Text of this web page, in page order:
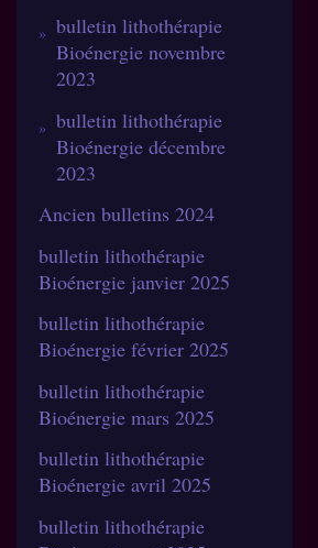
bulletin lithothérapie
Bioénergie novembre
2023
bulletin lithothérapie
Bioénergie décembre
2023
Ancien bulletins 2024
bulletin lithothérapie
Bioénergie janvier 2025
bulletin lithothérapie
Bioénergie février 2025
bulletin lithothérapie
Bioénergie mars 2025
bulletin lithothérapie
Bioénergie avril 2025
bulletin lithothérapie